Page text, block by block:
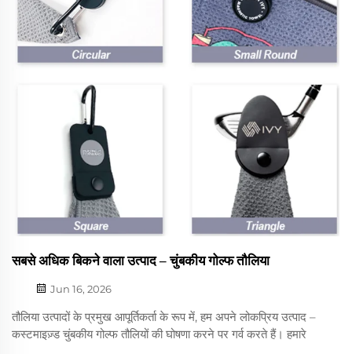
सबसे अधिक बिकने वाला उत्पाद – चुंबकीय गोल्फ तौलिया
Jun 16, 2026
तौलिया उत्पादों के प्रमुख आपूर्तिकर्ता के रूप में, हम अपने लोकप्रिय उत्पाद –
कस्टमाइज़्ड चुंबकीय गोल्फ तौलियों की घोषणा करने पर गर्व करते हैं। हमारे